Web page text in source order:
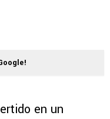
en un